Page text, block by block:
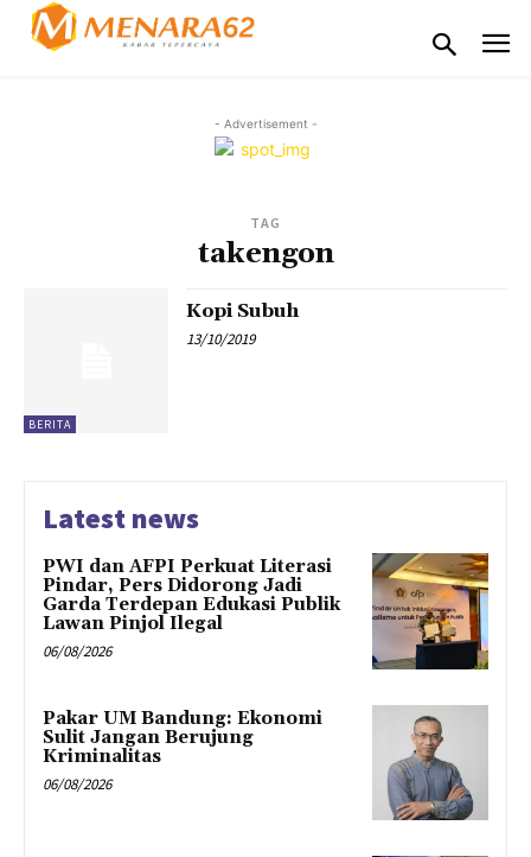
- Advertisement -
TAG
takengon
BERITA
Kopi Subuh
13/10/2019
Latest news
PWI dan AFPI Perkuat Literasi
Pindar, Pers Didorong Jadi
Garda Terdepan Edukasi Publik
Lawan Pinjol Ilegal
06/08/2026
Pakar UM Bandung: Ekonomi
Sulit Jangan Berujung
Kriminalitas
06/08/2026